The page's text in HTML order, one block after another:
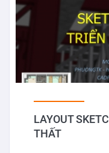
LAYOUT
THẤT